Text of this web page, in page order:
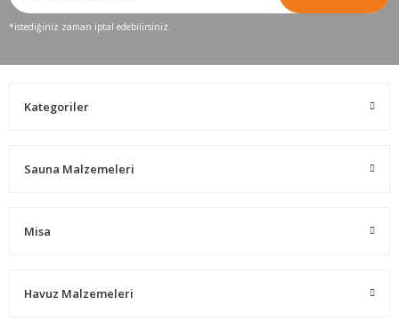
*istediğiniz zaman iptal edebilirsiniz.
Kategoriler
Sauna Malzemeleri
Misa
Havuz Malzemeleri